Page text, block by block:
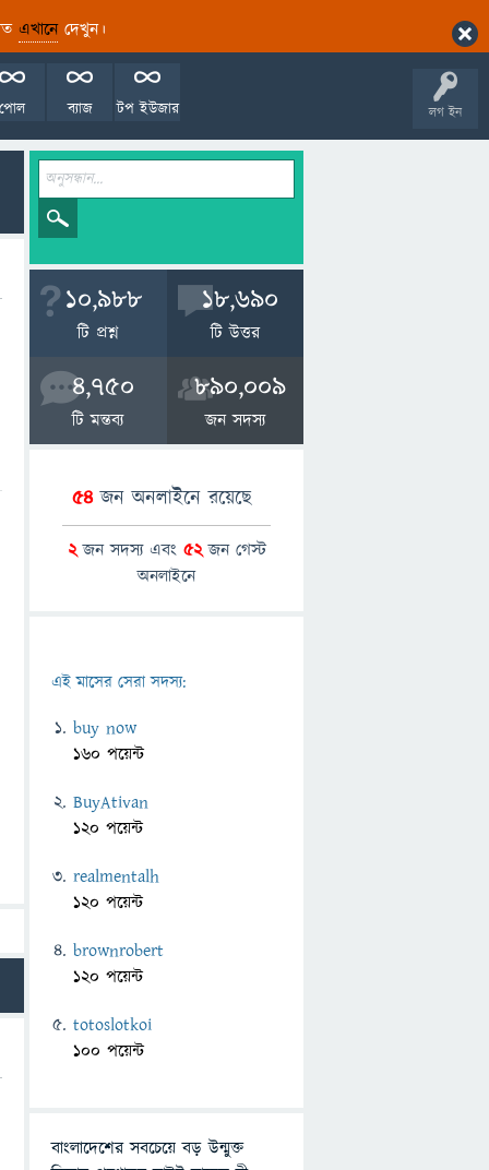
এখানেদেখুন।
লগ ইন
টপ ইউজার
ব্যাজ
পোল
10,988
টি প্রশ্ন
18,690
টি উত্তর
4,750
টি মন্তব্য
890,009
জন সদস্য
54জন অনলাইনে রয়েছে
2জন সদস্য এবং 52জন গেস্ট
অনলাইনে
এই মাসের সেরা সদস্য:
buy now
160 পয়েন্ট
BuyAtivan
120 পয়েন্ট
realmentalh
120 পয়েন্ট
brownrobert
120 পয়েন্ট
totoslotkoi
100 পয়েন্ট
বাংলাদেশের সবচেয়ে বড় উন্মুক্ত